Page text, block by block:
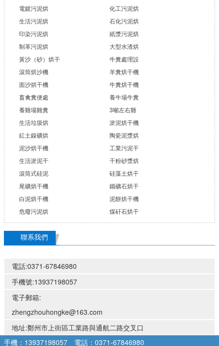
電鍍污泥烘
化工污泥烘
生活污泥烘
石化污泥烘
印染污泥烘
紙漿污泥烘
制革污泥烘
大型水渣烘
黃沙（砂）烘干
牛糞處理設
滾筒烘沙機
羊糞烘干機
面沙烘干機
牛糞烘干機
畜禽糞便處
養牛場牛糞
養雞場雞糞
3噸左右雞
生活垃圾烘
淤泥烘干機
紅土鎳礦烘
陶瓷泥漿烘
泥沙烘干機
工業污泥干
生活淤泥干
干粉砂漿烘
滾筒式硅泥
硅藻土烘干
尾礦烘干機
鐵礦石烘干
白泥烘干機
泥餅烘干機
危廢污泥烘
煤矸石烘干
聯系我們
電話:0371-67846980
手機號:13937198057
電子郵箱:
zhengzhouhongke@163.com
地址:鄭州市上街區工業路與通航二路交叉口
手機：13937198057
電話：0371-67846980